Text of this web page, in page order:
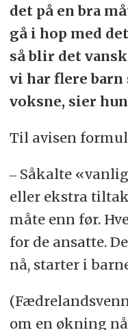
det på en bra
gå i hop med
så blir det
vi har flere
voksne, sier
Til avisen
‒ Såkalte
eller ekstra
måte enn før.
for de ansatte.
nå, starter i
om en økning